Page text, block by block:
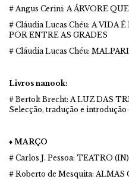
# Angus Cerini: A ÁRVORE
# Cláudia Lucas Chéu: A VIDA
POR ENTRE AS GRADES
# Cláudia Lucas Chéu:
Livros nanook:
# Bertolt Brecht: A LUZ DAS
Selecção, tradução e introdução
♦ MARÇO
# Carlos J. Pessoa: TEATRO
# Roberto de Mesquita: ALMAS